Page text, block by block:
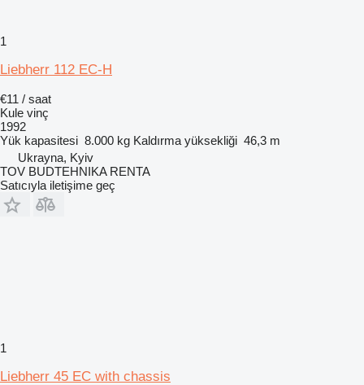
1
Liebherr 112 EC-H
€11 / saat
Kule vinç
1992
Yük kapasitesi 8.000 kg Kaldırma yüksekliği 46,3 m
Ukrayna, Kyiv
TOV BUDTEHNIKA RENTA
Satıcıyla iletişime geç
1
Liebherr 45 EC with chassis